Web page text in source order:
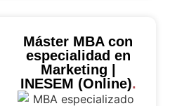
Máster MBA con
especialidad en
Marketing |
INESEM (Online).